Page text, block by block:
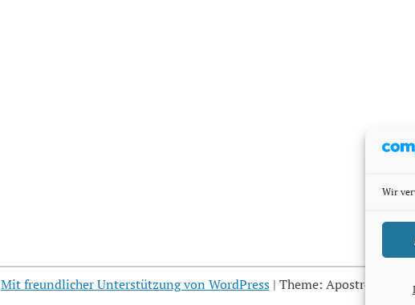
Wir
Mit freundlicher Unterstützung von WordPress | Theme: Apostrophe